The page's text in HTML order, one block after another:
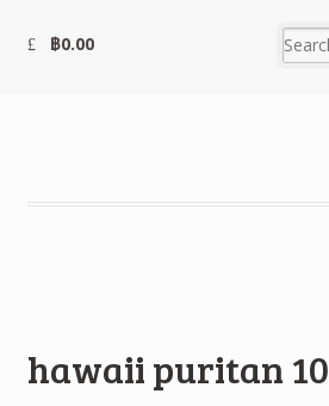
฿0.00
hawaii puritan 10